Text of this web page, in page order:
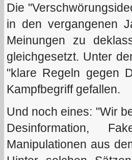
Die
in den vergangenen
Meinungen zu
gleichgesetzt. Unter
"klare Regeln gegen
Kampfbegriff gefallen.
Und noch eines: "Wir
Desinformation,
Manipulationen aus